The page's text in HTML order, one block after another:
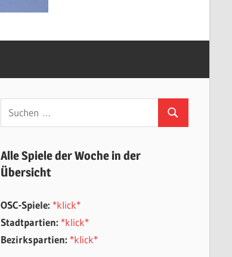
Suchen
nach:
Suchen
Alle Spiele der Woche in der
Übersicht
OSC-Spiele: *klick*
Stadtpartien: *klick*
Bezirkspartien: *klick*